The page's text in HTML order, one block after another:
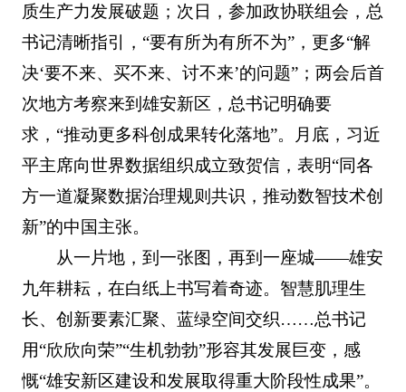
质生产力发展破题；次日，参加政协联组会，总
书记清晰指引，“要有所为有所不为”，更多“解
决‘要不来、买不来、讨不来’的问题”；两会后首
次地方考察来到雄安新区，总书记明确要
求，“推动更多科创成果转化落地”。月底，习近
平主席向世界数据组织成立致贺信，表明“同各
方一道凝聚数据治理规则共识，推动数智技术创
新”的中国主张。
从一片地，到一张图，再到一座城——雄安
九年耕耘，在白纸上书写着奇迹。智慧肌理生
长、创新要素汇聚、蓝绿空间交织……总书记
用“欣欣向荣”“生机勃勃”形容其发展巨变，感
慨“雄安新区建设和发展取得重大阶段性成果”。